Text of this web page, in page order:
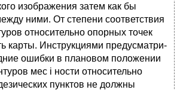
изображения затем как бы
ними. От степени соответствия
относительно опорных точек
карты. Инструкциями предусматри­
ошибки в плановом положении
мес i ности относительно
пунктов не должны